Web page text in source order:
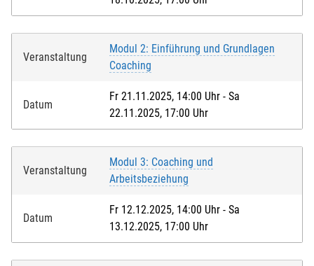
Veranstaltung
Modul 2: Einführung und Grundlagen
Coaching
Datum
Fr 21.11.2025, 14:00 Uhr - Sa
22.11.2025, 17:00 Uhr
Veranstaltung
Modul 3: Coaching und
Arbeitsbeziehung
Datum
Fr 12.12.2025, 14:00 Uhr - Sa
13.12.2025, 17:00 Uhr